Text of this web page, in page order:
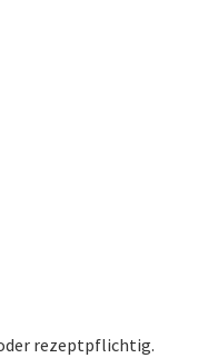
rezeptpflichtig.